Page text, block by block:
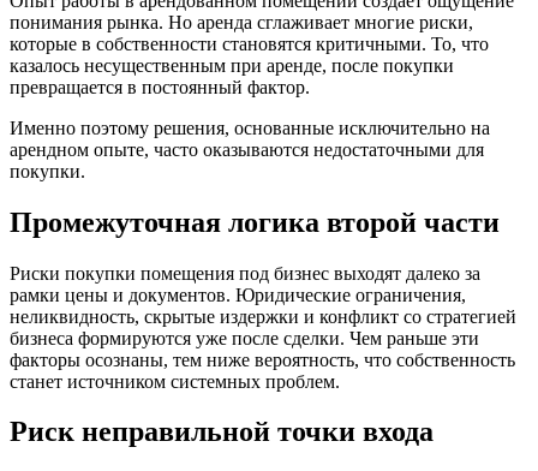
понимания рынка. Но аренда сглаживает многие риски,
которые в собственности становятся критичными. То, что
казалось несущественным при аренде, после покупки
превращается в постоянный фактор.
Именно поэтому решения, основанные исключительно на
арендном опыте, часто оказываются недостаточными для
покупки.
Промежуточная логика второй части
Риски покупки помещения под бизнес выходят далеко за
рамки цены и документов. Юридические ограничения,
неликвидность, скрытые издержки и конфликт со стратегией
бизнеса формируются уже после сделки. Чем раньше эти
факторы осознаны, тем ниже вероятность, что собственность
станет источником системных проблем.
Риск неправильной точки входа